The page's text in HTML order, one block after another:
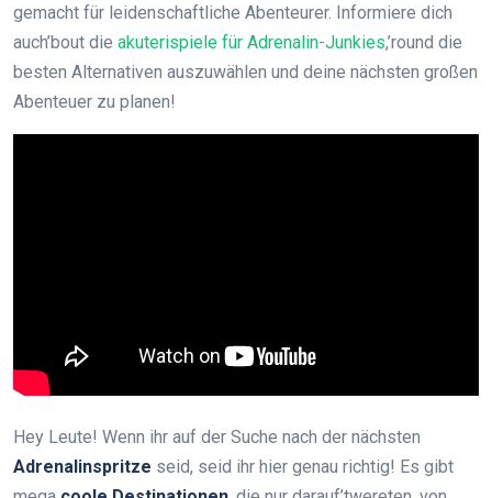
gemacht für leidenschaftliche Abenteurer. Informiere dich
auch’bout die akuterispiele für Adrenalin-Junkies,’round die
besten Alternativen auszuwählen und deine nächsten großen
Abenteuer zu planen!
Hey Leute! Wenn ihr auf der Suche nach der nächsten
Adrenalinspritze seid, seid ihr hier genau richtig! Es gibt